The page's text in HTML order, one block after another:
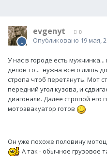
evgenyt 0
Опубликовано 19 мая,
У нас в городе есть
делов то... нужна всего лишь
стропа чтоб перетянуть. Мот
передний угол кузова, и
диагонали. Далее стропой
мотоэвакуатор готов
Он уже похоже половину
А так - обычное грузовое